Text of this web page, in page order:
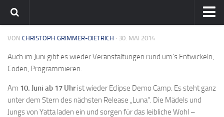
Home
Team
flavia-it.de
VON CHRISTOPH GRIMMER-DIETRICH · 30. MAI 2014
Auch im Juni gibt es wieder Veranstaltungen rund um’s Entwickeln,
Coden, Programmieren.
Am 10. Juni ab 17 Uhrist wieder Eclipse Demo Camp. Es steht ganz
unter dem Stern des nächsten Release „Luna“. Die Mädels und
Jungs von Yatta laden ein und sorgen für das leibliche Wohl –